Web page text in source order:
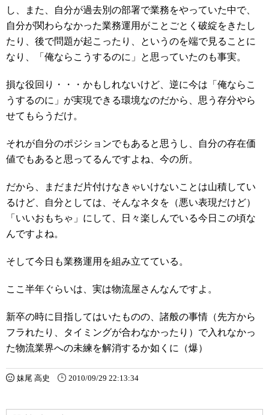
し、また、自分が過去別の部署で業務をやっていた中で、
自分が関わらなかった業務運用がことごとく破綻をきたし
たり、後で問題が起こったり、というのを端で見ることに
なり、「俺ならこうするのに」と思っていたのも事実。
損な役回り・・・かもしれないけど、逆に今は「俺ならこ
うするのに」が実現できる環境なのだから、思う存分やら
せてもらうだけ。
それが自分のポジションでもあると思うし、自分の存在価
値でもあると思ってるんですよね、今の所。
だから、まだまだ片付けなきゃいけないことは山積してい
るけど、自分としては、そんなネタを（悪い表現だけど）
「いいおもちゃ」にして、日々楽しんでいる今日この頃な
んですよね。
そして今日も業務運用を組み立てている。
ここ半年ぐらいは、実は物流屋さんなんですよ。
新卒の時に目指してはいたものの、諸般の事情（先方から
フラれたり、タイミングが合わなかったり）で入れなかっ
た物流業界への未練を解消するか如くに（爆）
妹尾 高史 2010/09/29 22:13:34